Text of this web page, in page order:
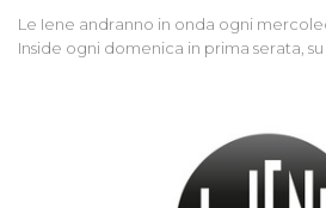
Le Iene andranno in onda ogni
Inside ogni domenica in prima serata, su